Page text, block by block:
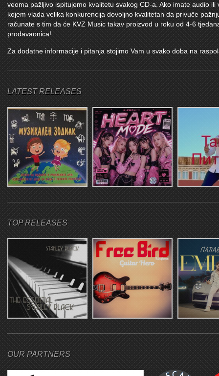
veoma pažljivo ispitujemo kvalitetu svakog CD-a. Ako imate audio
kojem vlada velika konkurencija dovoljno kvalitetan da privuče
računate s tim da će KVZ Music takav proizvod u roku od 4-6
prodavaonica!
Za dodatne informacije i pitanja stojimo Vam u svako doba na
LATEST RELEASES
TOP RELEASES
OUR PARTNERS